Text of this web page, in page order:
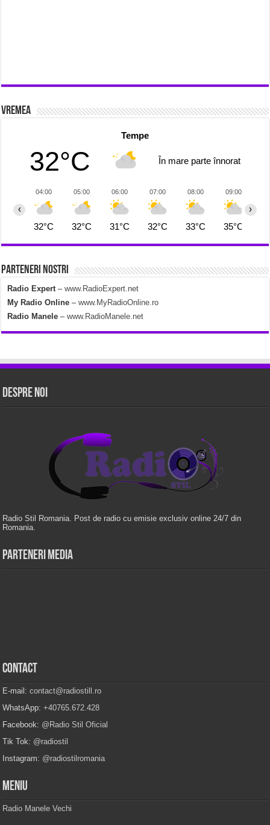
Vremea
Tempe
32°C În mare parte înnorat
04:00
32°C
05:00
32°C
06:00
31°C
07:00
32°C
08:00
33°C
09:00
35°C
‹ ›
Parteneri Nostri
Radio Expert –www.RadioExpert.net
My Radio Online –www.MyRadioOnline.ro
Radio Manele–www.RadioManele.net
Despre Noi
Radio Stil Romania. Post de radio cu emisie exclusiv online 24/7 din
Romania.
Parteneri Media
Contact
E-mail:contact@radiostill.ro
WhatsApp:+40765.672.428
Facebook: @Radio Stil Oficial
Tik Tok: @radiostil
Instagram: @radiostilromania
Meniu
Radio Manele Vechi